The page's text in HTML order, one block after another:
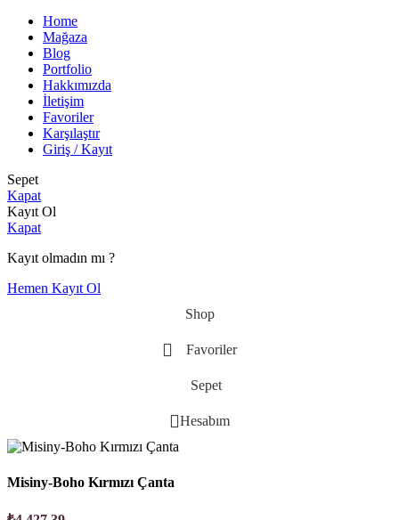
Home
Mağaza
Blog
Portfolio
Hakkımızda
İletişim
Favoriler
Karşılaştır
Giriş / Kayıt
Sepet
Kapat
Kayıt Ol
Kapat
Kayıt olmadın mı ?
Hemen Kayıt Ol
Shop
Favoriler
Sepet
Hesabım
Misiny-Boho Kırmızı Çanta